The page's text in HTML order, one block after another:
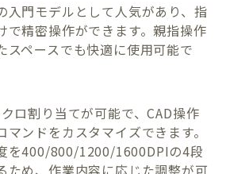
入門モデルとして人気があり、指
で精密操作ができます。親指操作
スペースでも快適に使用可能で
ロ割り当てが可能で、CAD操作
ンドをカスタマイズできます。
を400/800/1200/1600DPIの4段
ため、作業内容に応じた調整が可